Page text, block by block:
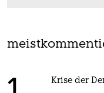
Krise der